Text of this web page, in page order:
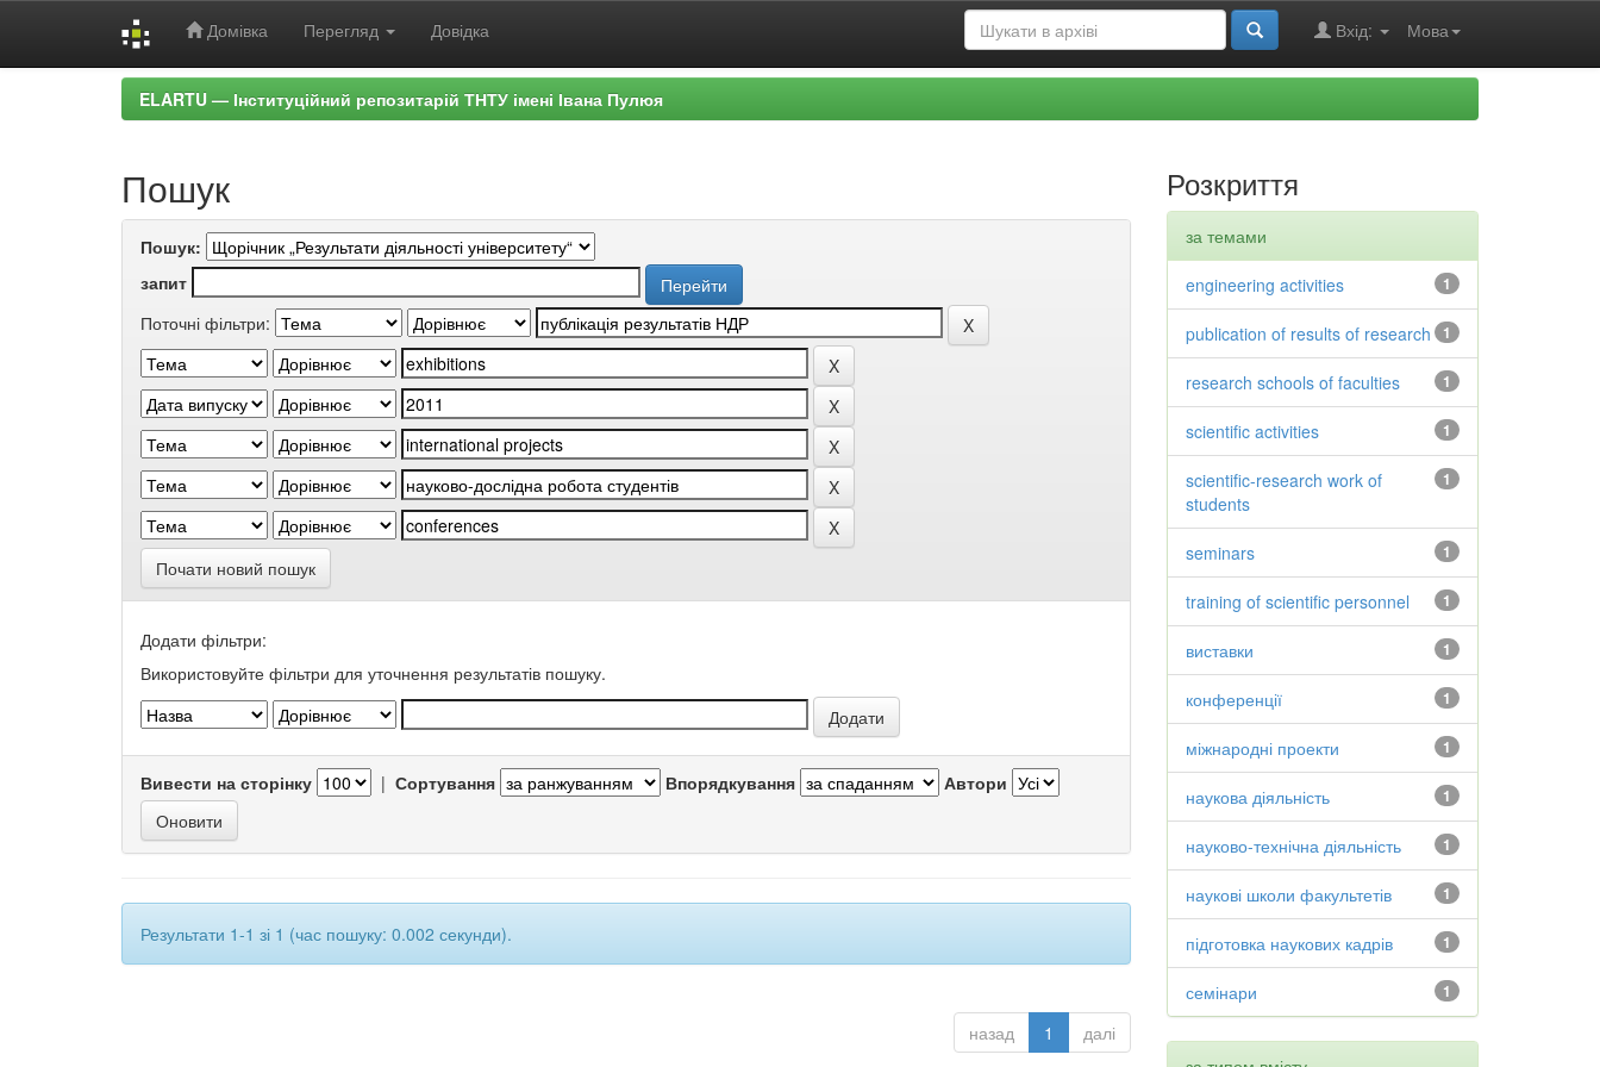
Домівка Перегляд Довідка Мова
Вхід:
ELARTU — Інституційний репозитарій ТНТУ імені Івана Пулюя
Пошук
Пошук:
запит
Поточні фільтри:
Почати новий пошук
Додати фільтри:
Використовуйте фільтри для уточнення результатів пошуку.
Вивести на сторінку | Сортування Впорядкування Автори
Результати 1-1 зі 1 (час пошуку: 0.002 секунди).
назад 1 далі
Розкриття
за темами
1
engineering activities
1
publication of results of research
1
research schools of faculties
1
scientific activities
1
scientific-research work of
students
1
seminars
1
training of scientific personnel
1
виставки
1
конференції
1
міжнародні проекти
1
наукова діяльність
1
науково-технічна діяльність
1
наукові школи факультетів
1
підготовка наукових кадрів
1
семінари